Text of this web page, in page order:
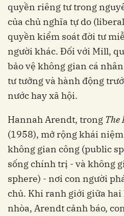
quyền riêng tư trong
của chủ nghĩa tự do
quyền kiểm soát đời tư
người khác. Đối với Mill,
bảo vệ không gian cá
tư tưởng và hành động
nước hay xã hội.
Hannah Arendt, trong The
(1958), mở rộng khái
không gian công (public
sống chính trị - và không
sphere) - nơi con người
chủ. Khi ranh giới giữa
nhòa, Arendt cảnh báo,